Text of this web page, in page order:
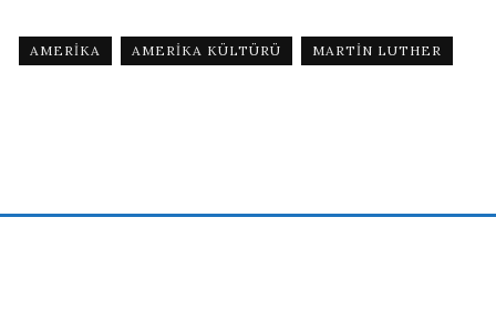
AMERIKA AMERIKA KÜLTÜRÜ MARTIN LUTHER